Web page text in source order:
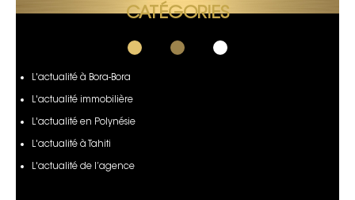
CATÉGORIES
L'actualité à Bora-Bora
L'actualité immobilière
L'actualité en Polynésie
L'actualité à Tahiti
L'actualité de l’agence